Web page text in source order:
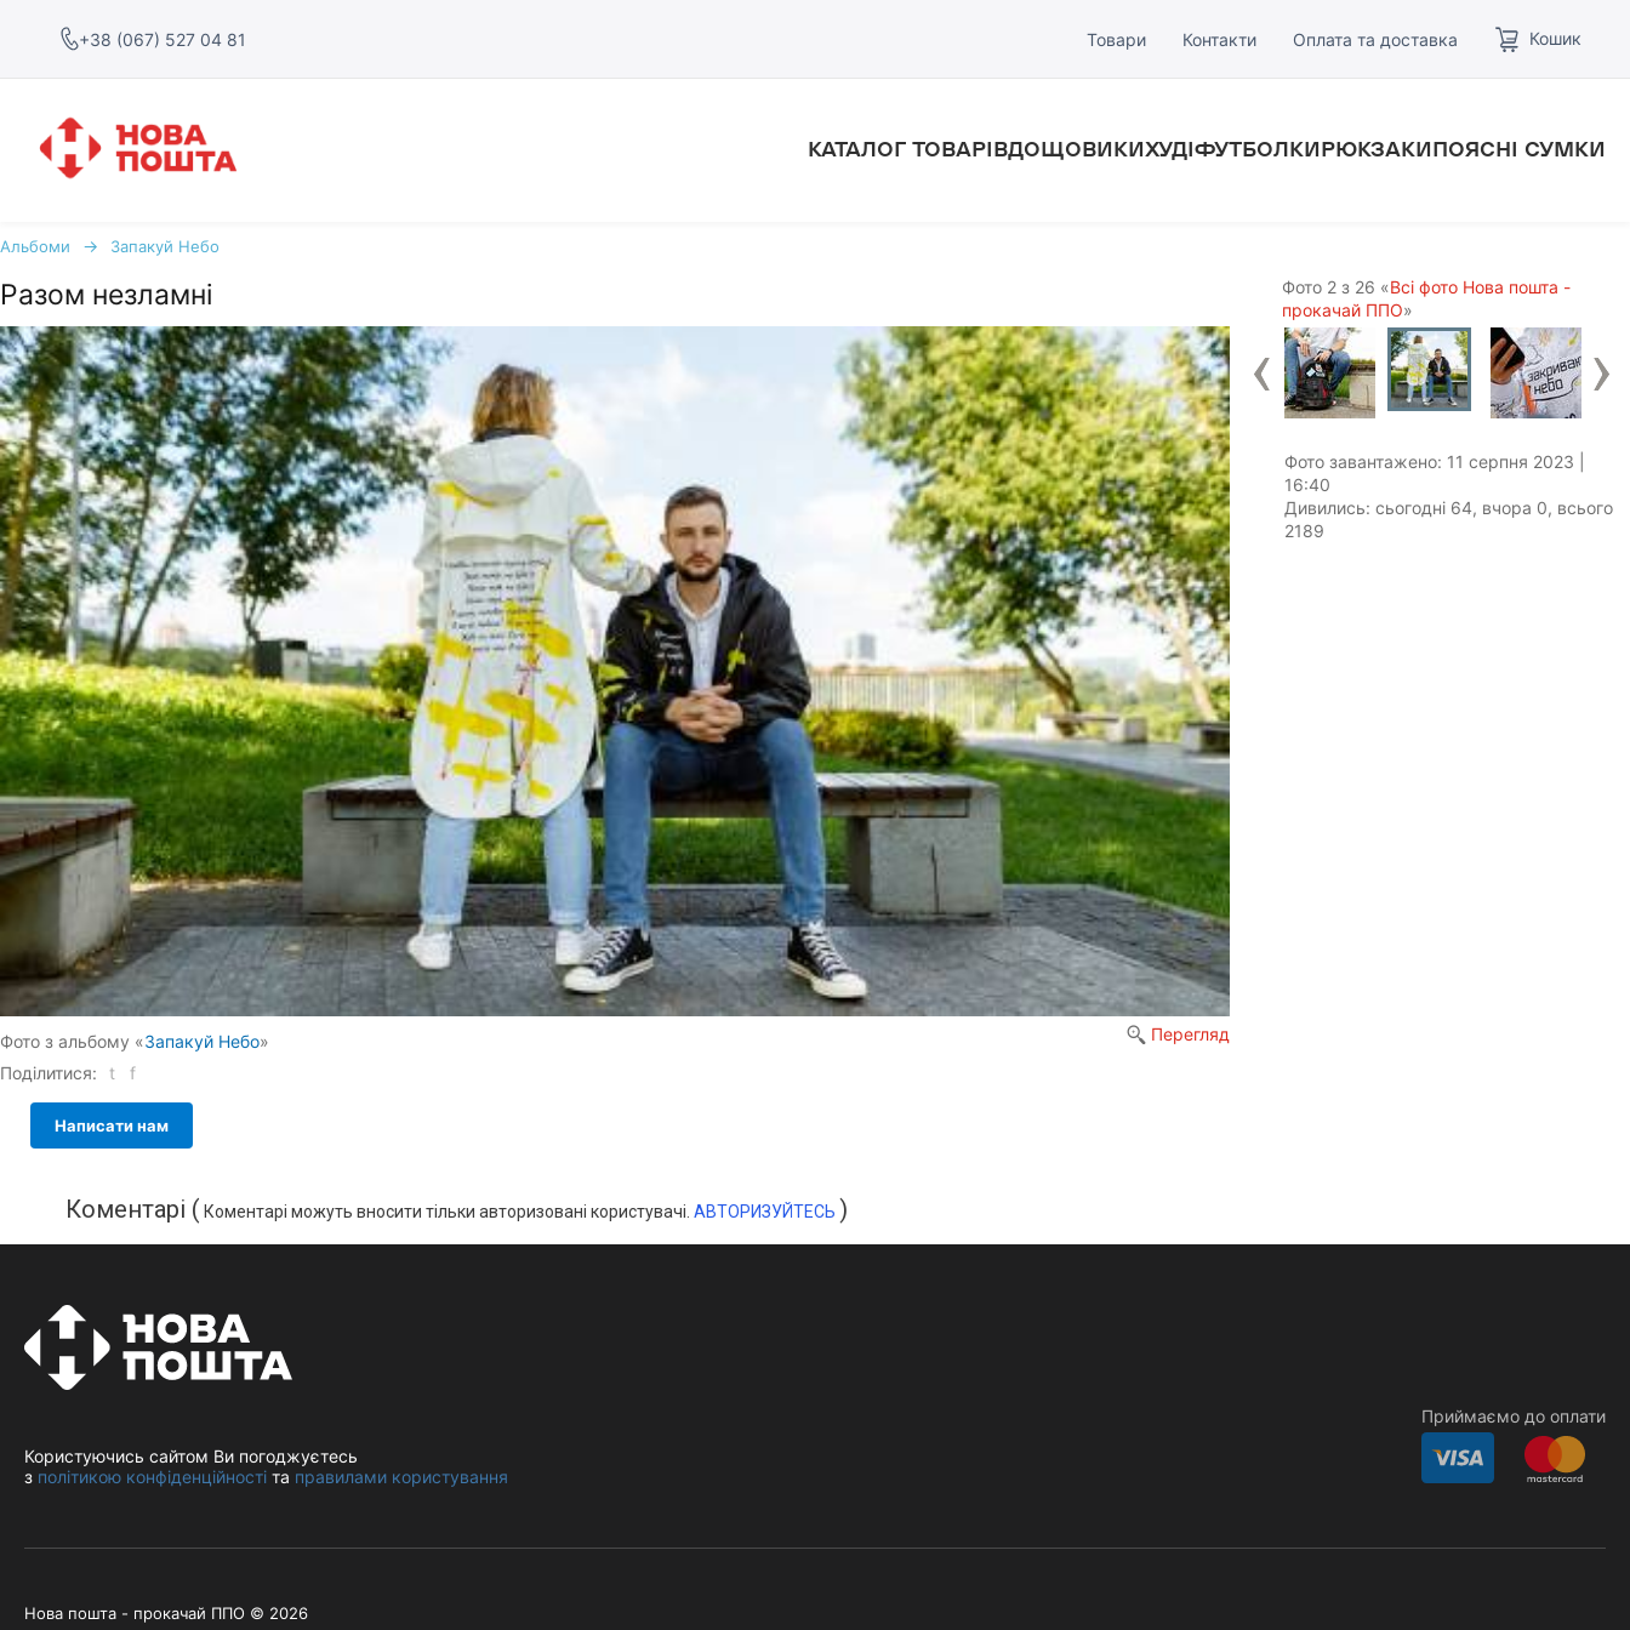
+38 (067) 527 04 81 Товари Контакти Оплата та доставка Кошик
КАТАЛОГ ТОВАРІВДОЩОВИКИХУДІФУТБОЛКИРЮКЗАКИПОЯСНІ СУМКИ
Альбоми → Запакуй Небо
Фото 2 з 26 «Всі фото Нова пошта -
прокачай ППО»
Фото завантажено: 11 серпня 2023 |
16:40
Дивились: сьогодні 64, вчора 0, всього
2189
Разом незламні
Перегляд
Фото з ​​альбому «Запакуй Небо»
Поділитися:
t f
Написати нам
Коментарі ( Коментарі можуть вносити тільки авторизовані користувачі. АВТОРИЗУЙТЕСЬ )
Користуючись сайтом Ви погоджуєтесь
з політикою конфіденційності та правилами користування
Приймаємо до оплати
Нова пошта - прокачай ППО © 2026